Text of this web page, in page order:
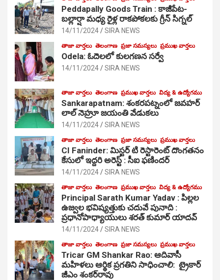
Peddapally Goods Train : కాజీపేట-
బల్లార్షా మధ్య రైళ్ల రాకపోకలకు గ్రీన్ సిగ్నల్
14/11/2024 SIRA NEWS
తాజా వార్తలు తెలంగాణ ప్రజా సమస్యలు ప్రముఖ వార్తలు
Odela: ఓదెలలో కులగణన సర్వే
14/11/2024 SIRA NEWS
తాజా వార్తలు తెలంగాణ ప్రముఖ వార్తలు విద్య & ఉద్యోగము
Sankarapatnam: శంకరపట్నంలో జవహర్
లాల్ నెహ్రూ జయంతి వేడుకలు
14/11/2024 SIRA NEWS
తాజా వార్తలు తెలంగాణ ప్రజా సమస్యలు ప్రముఖ వార్తలు
CI Faninder: మిస్టర్ టి రెస్టారెంట్ దొంగతనం
కేసులో ఇద్దరి అరెస్ట్ : సీఐ ఫణిందర్
14/11/2024 SIRA NEWS
తాజా వార్తలు తెలంగాణ ప్రముఖ వార్తలు విద్య & ఉద్యోగము
Principal Sarath Kumar Yadav : పిల్లల
ఉజ్వల భవిష్యత్తుకు చదువే పునాది :
ప్రధానోపాధ్యాయులు శరత్ కుమార్ యాదవ్
14/11/2024 SIRA NEWS
తాజా వార్తలు తెలంగాణ ప్రజా సమస్యలు ప్రముఖ వార్తలు
Tricar GM Shankar Rao: ఆదివాసీ
మహిళలు ఆర్థిక ప్రగతిని సాధించాలి: ట్రైకార్
జీఎం శంకర్‌రావు